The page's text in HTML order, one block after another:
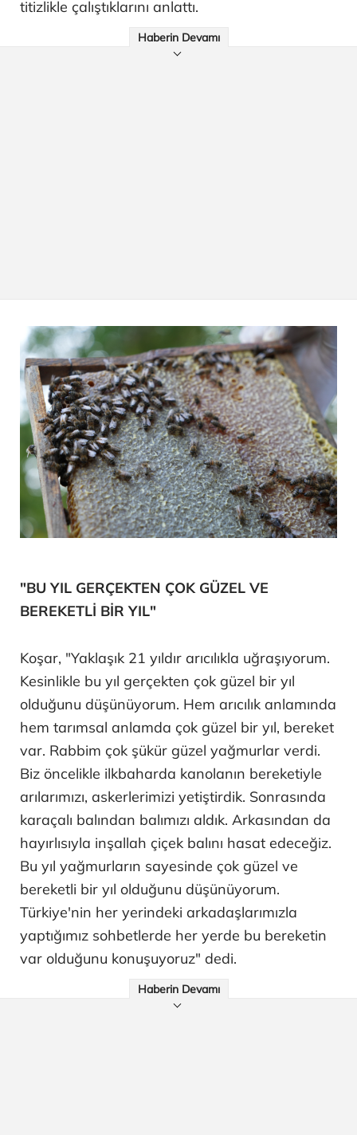
titizlikle çalıştıklarını anlattı.
Haberin Devamı
"BU YIL GERÇEKTEN ÇOK GÜZEL VE
BEREKETLİ BİR YIL"
Koşar, "Yaklaşık 21 yıldır arıcılıkla uğraşıyorum.
Kesinlikle bu yıl gerçekten çok güzel bir yıl
olduğunu düşünüyorum. Hem arıcılık anlamında
hem tarımsal anlamda çok güzel bir yıl, bereket
var. Rabbim çok şükür güzel yağmurlar verdi.
Biz öncelikle ilkbaharda kanolanın bereketiyle
arılarımızı, askerlerimizi yetiştirdik. Sonrasında
karaçalı balından balımızı aldık. Arkasından da
hayırlısıyla inşallah çiçek balını hasat edeceğiz.
Bu yıl yağmurların sayesinde çok güzel ve
bereketli bir yıl olduğunu düşünüyorum.
Türkiye'nin her yerindeki arkadaşlarımızla
yaptığımız sohbetlerde her yerde bu bereketin
var olduğunu konuşuyoruz" dedi.
Haberin Devamı